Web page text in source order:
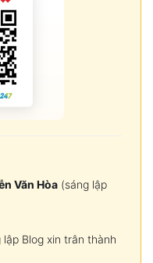
Văn Hòa (sáng lập
Blog xin trân thành